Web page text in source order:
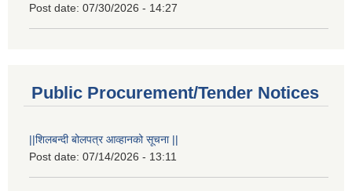
Post date: 07/30/2026 - 14:27
Public Procurement/Tender Notices
||शिलबन्दी बोलपत्र आव्हानको सूचना ||
Post date: 07/14/2026 - 13:11